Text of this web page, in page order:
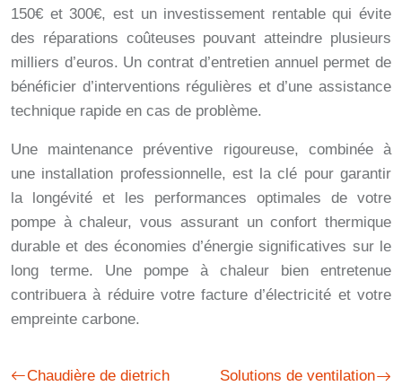
150€ et 300€, est un investissement rentable qui évite
des réparations coûteuses pouvant atteindre plusieurs
milliers d’euros. Un contrat d’entretien annuel permet de
bénéficier d’interventions régulières et d’une assistance
technique rapide en cas de problème.
Une maintenance préventive rigoureuse, combinée à
une installation professionnelle, est la clé pour garantir
la longévité et les performances optimales de votre
pompe à chaleur, vous assurant un confort thermique
durable et des économies d’énergie significatives sur le
long terme. Une pompe à chaleur bien entretenue
contribuera à réduire votre facture d’électricité et votre
empreinte carbone.
Chaudière de dietrich
Solutions de ventilation